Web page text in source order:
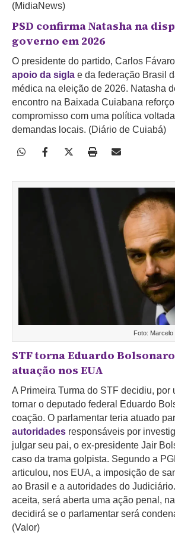
(MidiaNews)
PSD confirma Natasha na
governo em 2026
O presidente do partido, Carlos
apoio da sigla e da federação Brasil
médica na eleição de 2026. Natasha
encontro na Baixada Cuiabana
compromisso com uma política
demandas locais. (Diário de Cuiabá)
Foto:
STF torna Eduardo
atuação nos EUA
A Primeira Turma do STF decidiu, por
tornar o deputado federal Eduardo
coação. O parlamentar teria atuado
autoridades responsáveis por
julgar seu pai, o ex-presidente Jair
caso da trama golpista. Segundo a
articulou, nos EUA, a imposição de
ao Brasil e a autoridades do Judiciário.
aceita, será aberta uma ação penal,
decidirá se o parlamentar será
(Valor)